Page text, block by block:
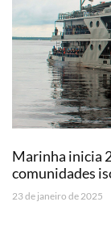
Marinha inicia
comunidades
23 de janeiro de 2025